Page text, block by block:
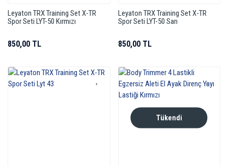
Leyaton TRX Training Set X-TR
Spor Seti LYT-50 Kırmızı
850,00 TL
Leyaton TRX Training Set X-TR
Spor Seti LYT-50 Sarı
850,00 TL
Tükendi